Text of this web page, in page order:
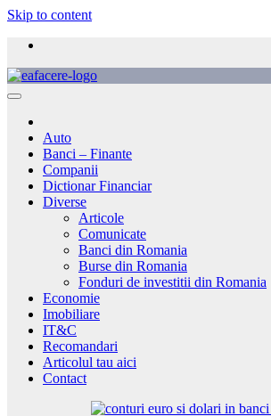
Skip to content
Auto
Banci – Finante
Companii
Dictionar Financiar
Diverse
Articole
Comunicate
Banci din Romania
Burse din Romania
Fonduri de investitii din Romania
Economie
Imobiliare
IT&C
Recomandari
Articolul tau aici
Contact